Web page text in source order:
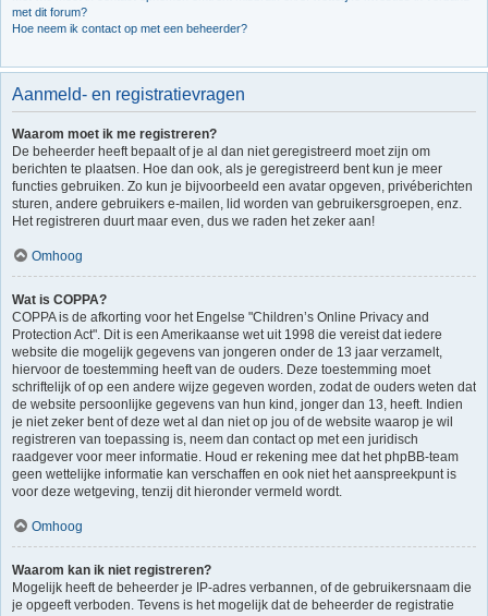
met dit forum?
Hoe neem ik contact op met een beheerder?
Aanmeld- en registratievragen
Waarom moet ik me registreren?
De beheerder heeft bepaalt of je al dan niet geregistreerd moet zijn om
berichten te plaatsen. Hoe dan ook, als je geregistreerd bent kun je meer
functies gebruiken. Zo kun je bijvoorbeeld een avatar opgeven, privéberichten
sturen, andere gebruikers e-mailen, lid worden van gebruikersgroepen, enz.
Het registreren duurt maar even, dus we raden het zeker aan!
Omhoog
Wat is COPPA?
COPPA is de afkorting voor het Engelse "Children’s Online Privacy and
Protection Act". Dit is een Amerikaanse wet uit 1998 die vereist dat iedere
website die mogelijk gegevens van jongeren onder de 13 jaar verzamelt,
hiervoor de toestemming heeft van de ouders. Deze toestemming moet
schriftelijk of op een andere wijze gegeven worden, zodat de ouders weten dat
de website persoonlijke gegevens van hun kind, jonger dan 13, heeft. Indien
je niet zeker bent of deze wet al dan niet op jou of de website waarop je wil
registreren van toepassing is, neem dan contact op met een juridisch
raadgever voor meer informatie. Houd er rekening mee dat het phpBB-team
geen wettelijke informatie kan verschaffen en ook niet het aanspreekpunt is
voor deze wetgeving, tenzij dit hieronder vermeld wordt.
Omhoog
Waarom kan ik niet registreren?
Mogelijk heeft de beheerder je IP-adres verbannen, of de gebruikersnaam die
je opgeeft verboden. Tevens is het mogelijk dat de beheerder de registratie